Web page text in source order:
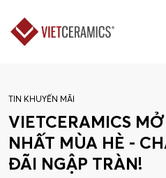
TIN KHUYẾN MÃI
VIETCERAMICS
NHẤT MÙA HÈ -
ĐÃI NGẬP TRÀN!